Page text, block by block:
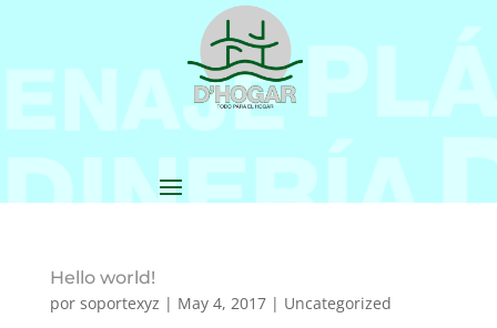
Hello world!
por soportexyz | May 4, 2017| Uncategorized